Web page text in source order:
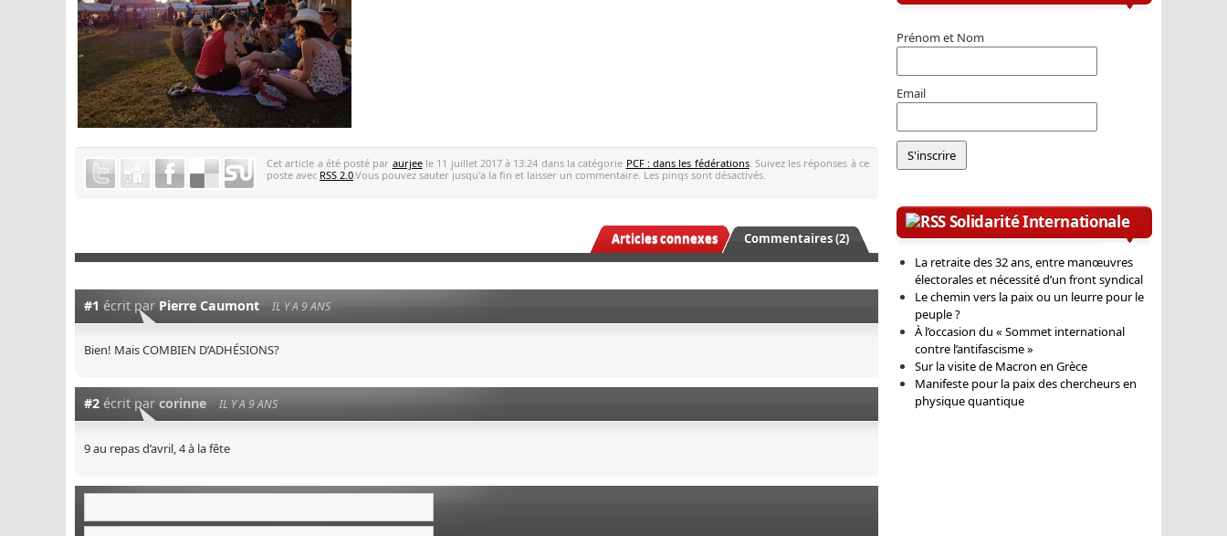
Cet article a été posté par aurjeele 11 juillet 2017 à 13:24 dans la catégorie PCF : dans les fédérations. Suivez les réponses à ce
poste avec RSS 2.0.Vous pouvez sauter jusqu'a la fin et laisser un commentaire. Les pings sont désactivés.
Commentaires (2)
Articles connexes
#1 écrit par Pierre Caumont IL Y A 9 ANS
Bien! Mais COMBIEN D’ADHÉSIONS?
#2 écrit par corinne IL Y A 9 ANS
9 au repas d’avril, 4 à la fête
Prénom et Nom
Email
Solidarité Internationale
La retraite des 32 ans, entre manœuvres
électorales et nécessité d’un front syndical
Le chemin vers la paix ou un leurre pour le
peuple ?
À l’occasion du « Sommet international
contre l’antifascisme »
Sur la visite de Macron en Grèce
Manifeste pour la paix des chercheurs en
physique quantique